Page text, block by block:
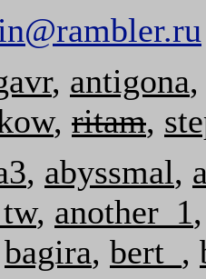
, antigona
, ritam,
, abyssmal,
, another_1
bagira, bert_ ,